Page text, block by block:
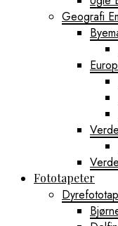
Geografi
Fototapeter